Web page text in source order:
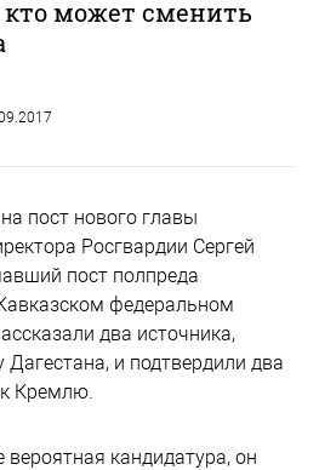
кто может сменить
пост нового главы
Росгвардии Сергей
пост полпреда
федеральном
два источника,
Дагестана, ​и подтвердили два
к Кремлю.
кандидатура, он